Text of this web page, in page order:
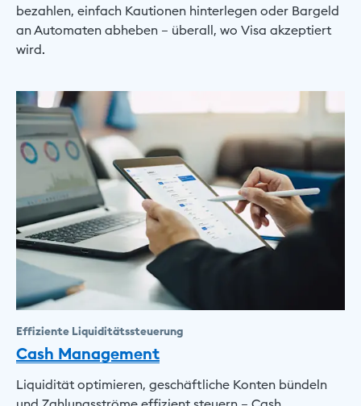
bezahlen, einfach Kautionen hinterlegen oder Bargeld
an Automaten abheben – überall, wo Visa akzeptiert
wird.
Effiziente Liquiditätssteuerung
Cash Management
Liquidität optimieren, geschäftliche Konten bündeln